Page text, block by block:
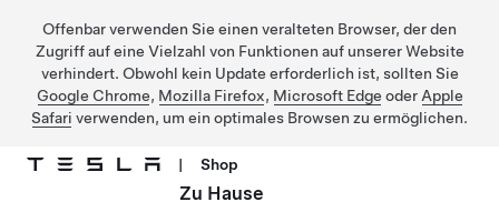
Offenbar verwenden Sie einen veralteten Browser, der den
Zugriff auf eine Vielzahl von Funktionen auf unserer Website
verhindert. Obwohl kein Update erforderlich ist, sollten Sie
Google Chrome, Mozilla Firefox, Microsoft Edge oder Apple
Safari verwenden, um ein optimales Browsen zu ermöglichen.
| Shop
Zu Hause